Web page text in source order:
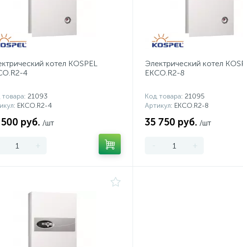
котел KOSPEL
4
: 21093
: EKCO.R2-4
руб. /шт
+
Электрический котел
EKCO.R2-8
Код товара: 21095
Артикул: EKCO.R2-8
35 750 руб. /шт
- +